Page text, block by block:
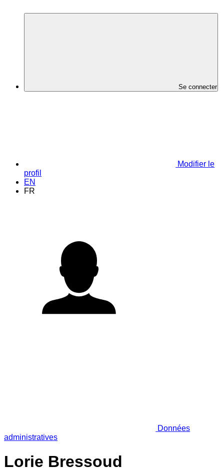
Se connecter
Modifier le
profil
EN
FR
Données
administratives
Lorie Bressoud